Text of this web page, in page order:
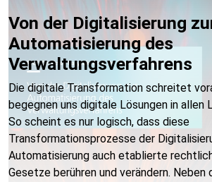
Von der Digitalisierung
Automatisierung des
Verwaltungsverfahrens
Die digitale Transformation schreitet
begegnen uns digitale Lösungen in allen
So scheint es nur logisch, dass diese
Transformationsprozesse der
Automatisierung auch etablierte
Gesetze berühren und verändern. Neben